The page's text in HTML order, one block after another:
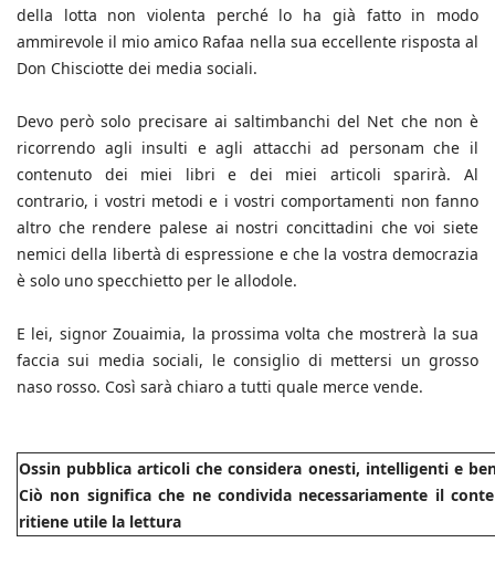
della lotta non violenta perché lo ha già fatto in modo
ammirevole il mio amico Rafaa nella sua eccellente risposta al
Don Chisciotte dei media sociali.
Devo però solo precisare ai saltimbanchi del Net che non è
ricorrendo agli insulti e agli attacchi ad personam che il
contenuto dei miei libri e dei miei articoli sparirà. Al
contrario, i vostri metodi e i vostri comportamenti non fanno
altro che rendere palese ai nostri concittadini che voi siete
nemici della libertà di espressione e che la vostra democrazia
è solo uno specchietto per le allodole.
E lei, signor Zouaimia, la prossima volta che mostrerà la sua
faccia sui media sociali, le consiglio di mettersi un grosso
naso rosso. Così sarà chiaro a tutti quale merce vende.
Ossin pubblica articoli che considera onesti, intelligenti e
Ciò non significa che ne condivida necessariamente il
ritiene utile la lettura